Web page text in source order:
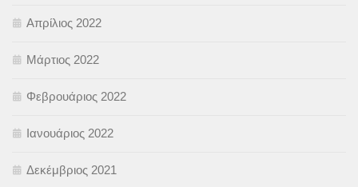
Απρίλιος 2022
Μάρτιος 2022
Φεβρουάριος 2022
Ιανουάριος 2022
Δεκέμβριος 2021